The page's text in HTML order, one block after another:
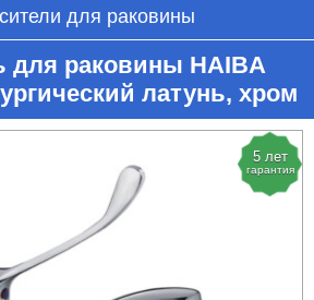
для раковины
для раковины HAIBA
латунь, хром
5 лет
гарантия